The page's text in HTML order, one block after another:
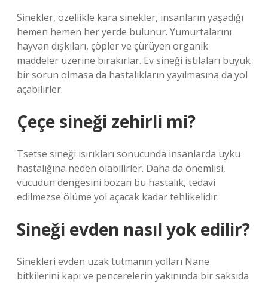
Sinekler, özellikle kara sinekler, insanların yaşadığı
hemen hemen her yerde bulunur. Yumurtalarını
hayvan dışkıları, çöpler ve çürüyen organik
maddeler üzerine bırakırlar. Ev sineği istilaları büyük
bir sorun olmasa da hastalıkların yayılmasına da yol
açabilirler.
Çeçe sineği zehirli mi?
Tsetse sineği ısırıkları sonucunda insanlarda uyku
hastalığına neden olabilirler. Daha da önemlisi,
vücudun dengesini bozan bu hastalık, tedavi
edilmezse ölüme yol açacak kadar tehlikelidir.
Sineği evden nasıl yok edilir?
Sinekleri evden uzak tutmanın yolları Nane
bitkilerini kapı ve pencerelerin yakınında bir saksıda